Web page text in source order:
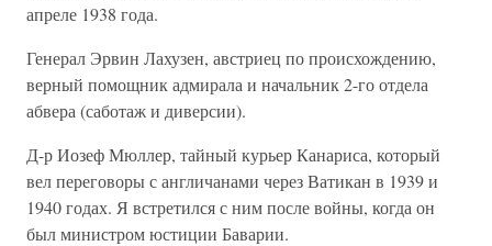
апреле 1938 года.
Генерал Эрвин Лахузен, австриец по происхождению,
верный помощник адмирала и начальник 2-го отдела
абвера (саботаж и диверсии).
Д-р Иозеф Мюллер, тайный курьер Канариса, который
вел переговоры с англичанами через Ватикан в 1939 и
1940 годах. Я встретился с ним после войны, когда он
был министром юстиции Баварии.